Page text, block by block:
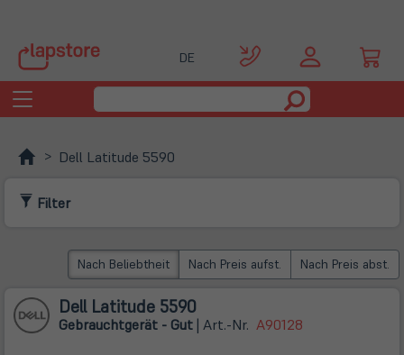
DE
Toggle
navigation
Dell Latitude 5590
Filter
Nach Beliebtheit Nach Preis aufst. Nach Preis abst.
Dell Latitude 5590
Gebrauchtgerät - Gut | Art.-Nr. A90128